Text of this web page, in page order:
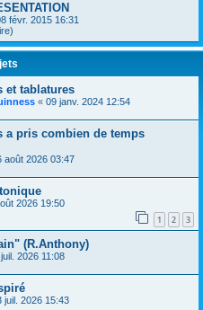
févr. 2015 16:31
et tablatures
« 09 janv. 2024 12:54
a pris combien de temps
août 2026 03:47
2026 19:50
1 2 3
(R.Anthony)
2026 11:08
juil. 2026 15:43